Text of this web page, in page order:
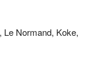
Le Normand, Koke,